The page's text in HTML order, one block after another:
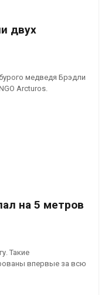
двух
медведя Брэдли
Arcturos.
на 5 метров
Такие
впервые за всю